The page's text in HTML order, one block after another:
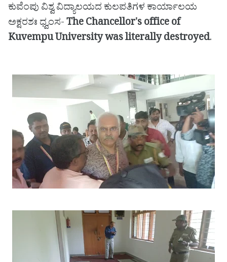
ಕುವೆಂಪು ವಿಶ್ವ ವಿದ್ಯಾಲಯದ ಕುಲಪತಿಗಳ ಕಾರ್ಯಾಲಯ
ಅಕ್ಷರಶಃ ಧ್ವಂಸ-The Chancellor's office of
Kuvempu University was literally destroyed.